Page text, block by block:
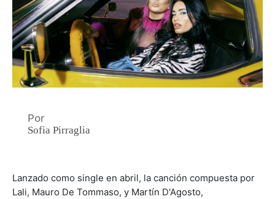
Por
Sofia Pirraglia
Lanzado como single en abril, la canción compuesta por
Lali, Mauro De Tommaso, y Martín D'Agosto,